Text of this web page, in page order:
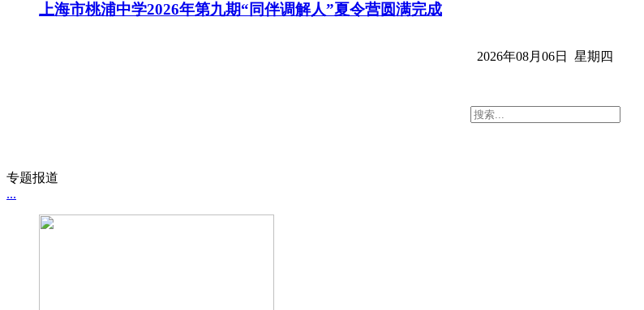
上海市桃浦中学2026年第九期“同伴调解人”夏令营圆满完成
2026年08月06日 星期四
专题报道
...